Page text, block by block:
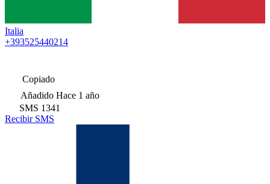
Italia
+393525440214
Copiado
Añadido Hace 1 año
SMS 1341
Recibir SMS